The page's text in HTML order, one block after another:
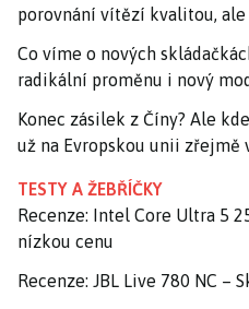
porovnání vítězí kvalitou,
Co víme o nových
radikální proměnu i nový
Konec zásilek z Číny? Ale
už na Evropskou unii zřejmě
TESTY A ŽEBŘÍČKY
Recenze: Intel Core Ultra 5
nízkou cenu
Recenze: JBL Live 780 NC –